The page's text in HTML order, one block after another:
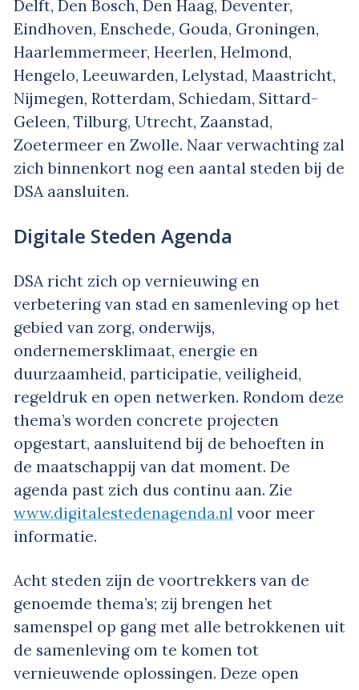
Delft, Den Bosch, Den Haag, Deventer,
Eindhoven, Enschede, Gouda, Groningen,
Haarlemmermeer, Heerlen, Helmond,
Hengelo, Leeuwarden, Lelystad, Maastricht,
Nijmegen, Rotterdam, Schiedam, Sittard-
Geleen, Tilburg, Utrecht, Zaanstad,
Zoetermeer en Zwolle. Naar verwachting zal
zich binnenkort nog een aantal steden bij de
DSA aansluiten.
Digitale Steden Agenda
DSA richt zich op vernieuwing en
verbetering van stad en samenleving op het
gebied van zorg, onderwijs,
ondernemersklimaat, energie en
duurzaamheid, participatie, veiligheid,
regeldruk en open netwerken. Rondom deze
thema’s worden concrete projecten
opgestart, aansluitend bij de behoeften in
de maatschappij van dat moment. De
agenda past zich dus continu aan. Zie
www.digitalestedenagenda.nl voor meer
informatie.
Acht steden zijn de voortrekkers van de
genoemde thema’s; zij brengen het
samenspel op gang met alle betrokkenen uit
de samenleving om te komen tot
vernieuwende oplossingen. Deze open